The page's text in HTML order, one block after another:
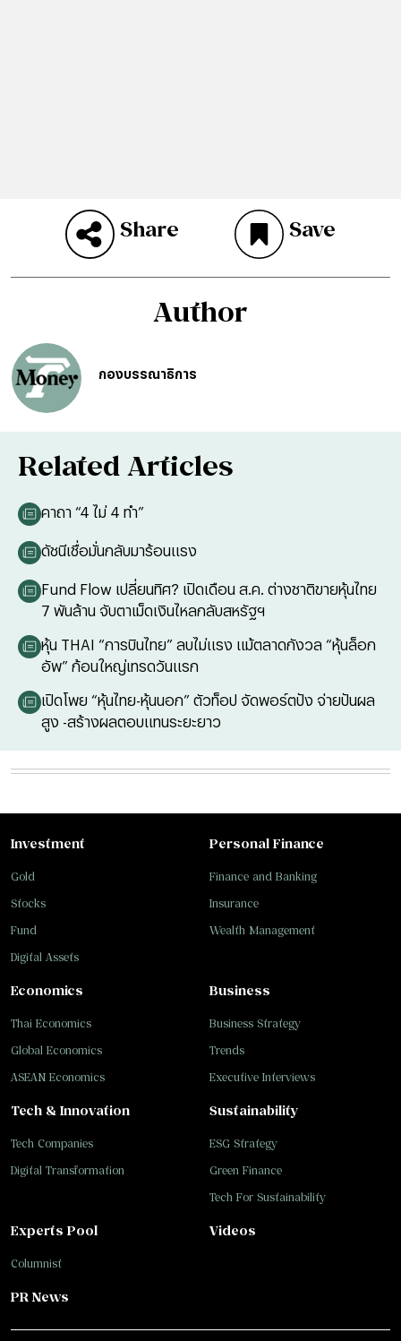
Share Save
Author
กองบรรณาธิการ
Related Articles
คาถา “4 ไม่ 4 ทำ”
ดัชนีเชื่อมั่นกลับมาร้อนแรง
Fund Flow เปลี่ยนทิศ? เปิดเดือน ส.ค. ต่างชาติขายหุ้นไทย
7 พันล้าน จับตาเม็ดเงินไหลกลับสหรัฐฯ
หุ้น THAI “การบินไทย” ลบไม่แรง แม้ตลาดกังวล “หุ้นล็อก
อัพ” ก้อนใหญ่เทรดวันแรก
เปิดโพย “หุ้นไทย-หุ้นนอก” ตัวท็อป จัดพอร์ตปัง จ่ายปันผล
สูง -สร้างผลตอบแทนระยะยาว
Investment
Gold
Stocks
Fund
Digital Assets
Personal Finance
Finance and Banking
Insurance
Wealth Management
Business
Business Strategy
Trends
Executive Interviews
Tech & Innovation
Tech Companies
Digital Transformation
Sustainability
ESG Strategy
Green Finance
Tech For Sustainability
Economics
Thai Economics
Global Economics
ASEAN Economics
Experts Pool
Columnist
Videos
PR News